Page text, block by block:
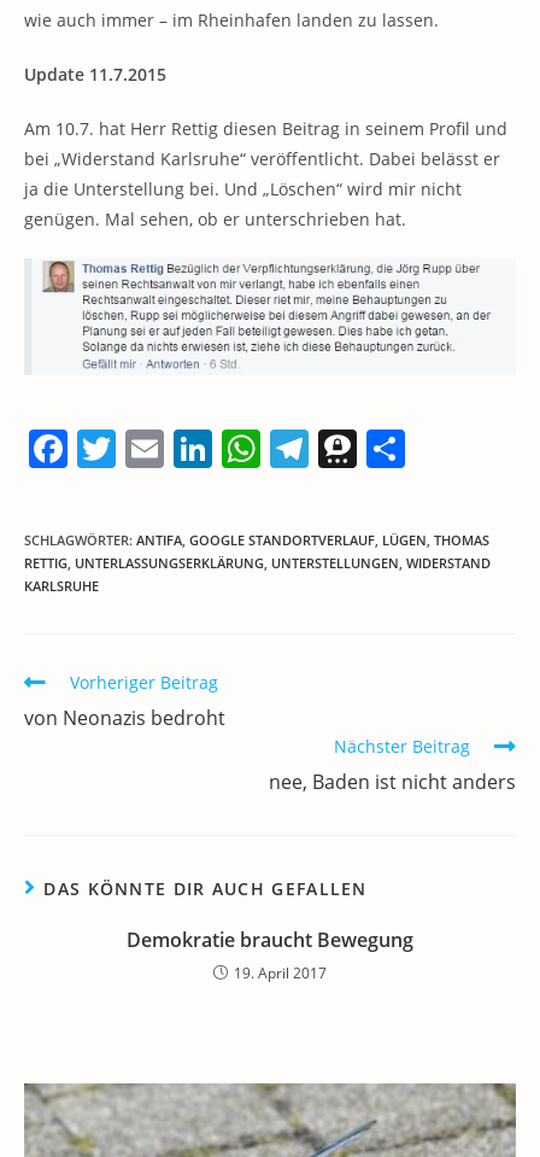
wie auch immer – im Rheinhafen landen zu lassen.
Update 11.7.2015
Am 10.7. hat Herr Rettig diesen Beitrag in seinem Profil und
bei „Widerstand Karlsruhe“ veröffentlicht. Dabei belässt er
ja die Unterstellung bei. Und „Löschen“ wird mir nicht
genügen. Mal sehen, ob er unterschrieben hat.
F
c
e
b
o
k
T
itt
er
E
ai
l
Li
k
e
W
at
s
T
e
gr
T
re
e
le
n
SCHLAGWÖRTER: ANTIFA, GOOGLE STANDORTVERLAUF, LÜGEN, THOMAS
RETTIG, UNTERLASSUNGSERKLÄRUNG, UNTERSTELLUNGEN, WIDERSTAND
KARLSRUHE
Weitere
ansehen
Vorheriger Beitrag
von Neonazis bedroht
Nächster Beitrag
nee, Baden ist nicht anders
DAS KÖNNTE DIR AUCH GEFALLEN
Demokratie braucht Bewegung
19. April 2017